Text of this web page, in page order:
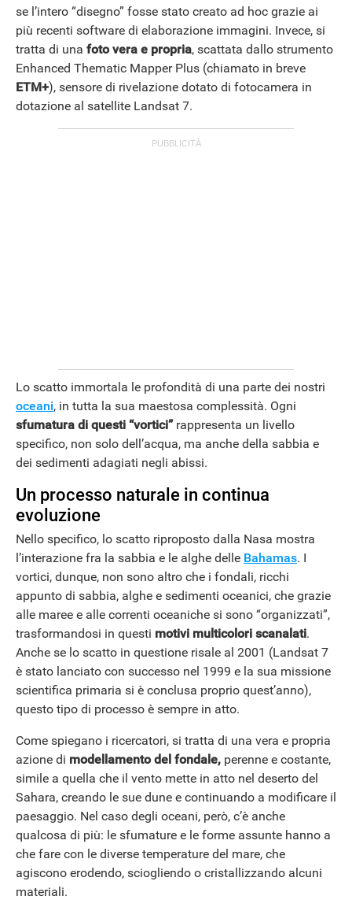
se l’intero “disegno” fosse stato creato ad hoc grazie ai
più recenti software di elaborazione immagini. Invece, si
tratta di una foto vera e propria, scattata dallo strumento
Enhanced Thematic Mapper Plus (chiamato in breve
ETM+), sensore di rivelazione dotato di fotocamera in
dotazione al satellite Landsat 7.
Lo scatto immortala le profondità di una parte dei nostri
oceani, in tutta la sua maestosa complessità. Ogni
sfumatura di questi “vortici”rappresenta un livello
specifico, non solo dell’acqua, ma anche della sabbia e
dei sedimenti adagiati negli abissi.
Un processo naturale in continua
evoluzione
Nello specifico, lo scatto riproposto dalla Nasa mostra
l’interazione fra la sabbia e le alghe delle Bahamas. I
vortici, dunque, non sono altro che i fondali, ricchi
appunto di sabbia, alghe e sedimenti oceanici, che grazie
alle maree e alle correnti oceaniche si sono “organizzati”,
trasformandosi in questi motivi multicolori scanalati.
Anche se lo scatto in questione risale al 2001 (Landsat 7
è stato lanciato con successo nel 1999 e la sua missione
scientifica primaria si è conclusa proprio quest’anno),
questo tipo di processo è sempre in atto.
Come spiegano i ricercatori, si tratta di una vera e propria
azione di modellamento del fondale, perenne e costante,
simile a quella che il vento mette in atto nel deserto del
Sahara, creando le sue dune e continuando a modificare il
paesaggio. Nel caso degli oceani, però, c’è anche
qualcosa di più: le sfumature e le forme assunte hanno a
che fare con le diverse temperature del mare, che
agiscono erodendo, sciogliendo o cristallizzando alcuni
materiali.